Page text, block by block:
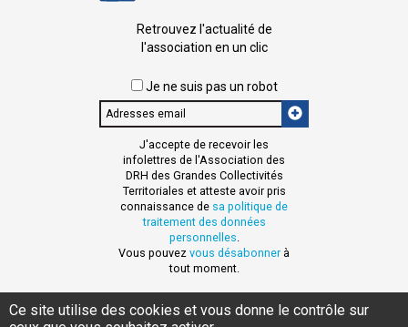
Retrouvez l'actualité de
l'association en un clic
Je ne suis pas un robot
J'accepte de recevoir les
infolettres de l'Association des
DRH des Grandes Collectivités
Territoriales et atteste avoir pris
connaissance de sa politique de
traitement des données
personnelles
Vous pouvez vous désabonner à
tout moment.
Ce site utilise des cookies et vous donne le contrôle sur